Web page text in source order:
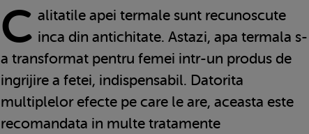
C alitatile apei termale sunt recunoscute
inca din antichitate. Astazi, apa termala s-
a transformat pentru femei intr-un produs de
ingrijire a fetei, indispensabil. Datorita
multiplelor efecte pe care le are, aceasta este
recomandata in multe tratamente